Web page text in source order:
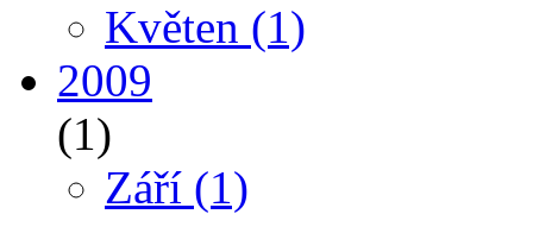
Květen (1)
2009
(1)
Září (1)